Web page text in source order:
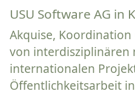
USU Software AG in
Akquise,
von interdisziplinären
internationalen
Öffentlichkeitsarbeit